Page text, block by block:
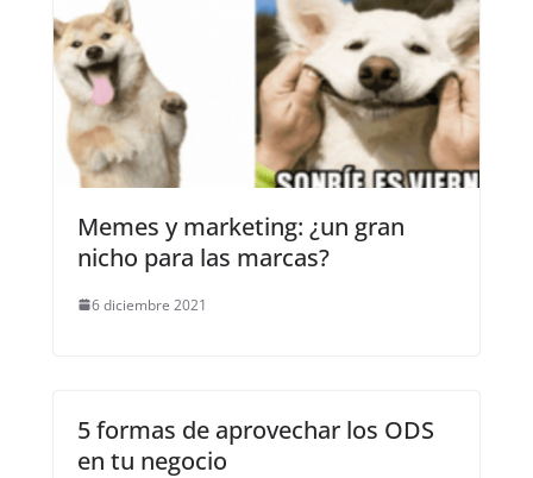
Memes y marketing: ¿un gran
nicho para las marcas?
6 diciembre 2021
5 formas de aprovechar los ODS
en tu negocio